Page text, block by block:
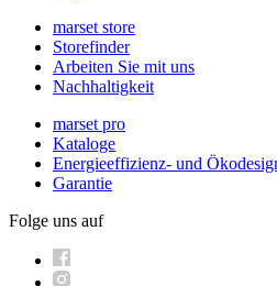
marset store
Storefinder
Arbeiten Sie mit uns
Nachhaltigkeit
marset pro
Kataloge
Energieeffizienz- und
Garantie
Folge uns auf